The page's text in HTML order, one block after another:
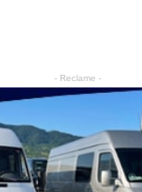
- Reclame -